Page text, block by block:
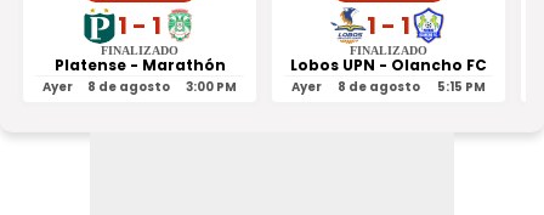
1 - 1
FINALIZADO
Platense - Marathón
Ayer 8 de agosto 3:00 PM
1 - 1
FINALIZADO
Lobos UPN - Olancho FC
Ayer 8 de agosto 5:15 PM